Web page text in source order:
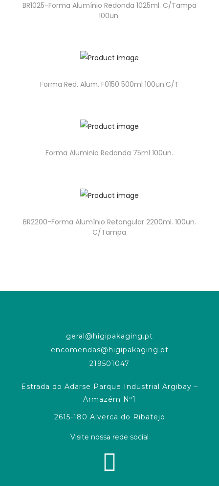
BR1025-Forma Alumínio Redonda 1025ml. C/Tampa
100un.
Forma Red. Alum. F0150 500ml 100un.C/T
Forma Aluminio Redonda 75ml 100un.
BR2200-Forma Alumínio Retangular 2200ml. 100un.
C/Tampa
geral@higipakaging.pt
encomendas@higipakaging.pt
219501047
Estrada do Adarse Parque Industrial Argibay –
Armazém Nº1
2615-180 Alverca do Ribatejo
Visite nossa rede social